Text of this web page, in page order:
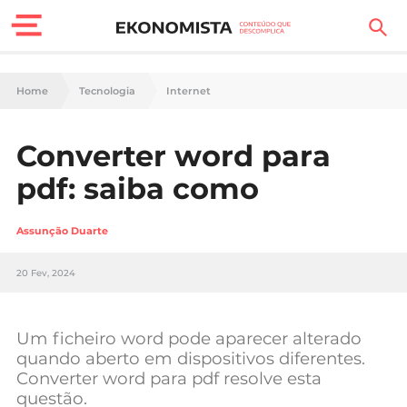
Finanças Pessoais
Carreira
Casa
Tecnologia
Negócios
Home Tecnologia Internet
Converter word para
pdf: saiba como
Assunção Duarte
20 Fev, 2024
Um ficheiro word pode aparecer alterado
quando aberto em dispositivos diferentes.
Converter word para pdf resolve esta
questão.